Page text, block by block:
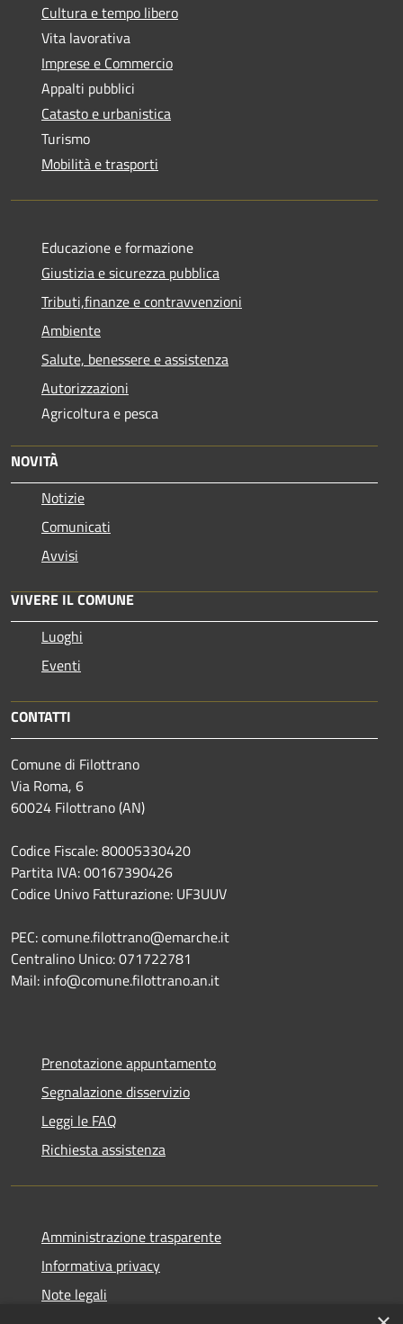
Cultura e tempo libero
Vita lavorativa
Imprese e Commercio
Appalti pubblici
Catasto e urbanistica
Turismo
Mobilità e trasporti
Educazione e formazione
Giustizia e sicurezza pubblica
Tributi,finanze e contravvenzioni
Ambiente
Salute, benessere e assistenza
Autorizzazioni
Agricoltura e pesca
NOVITÀ
Notizie
Comunicati
Avvisi
VIVERE IL COMUNE
Luoghi
Eventi
CONTATTI
Comune di Filottrano
Via Roma, 6
60024 Filottrano (AN)
Codice Fiscale: 80005330420
Partita IVA: 00167390426
Codice Univo Fatturazione: UF3UUV
PEC: comune.filottrano@emarche.it
Centralino Unico: 071722781
Mail: info@comune.filottrano.an.it
Prenotazione appuntamento
Segnalazione disservizio
Leggi le FAQ
Richiesta assistenza
Amministrazione trasparente
Informativa privacy
Note legali